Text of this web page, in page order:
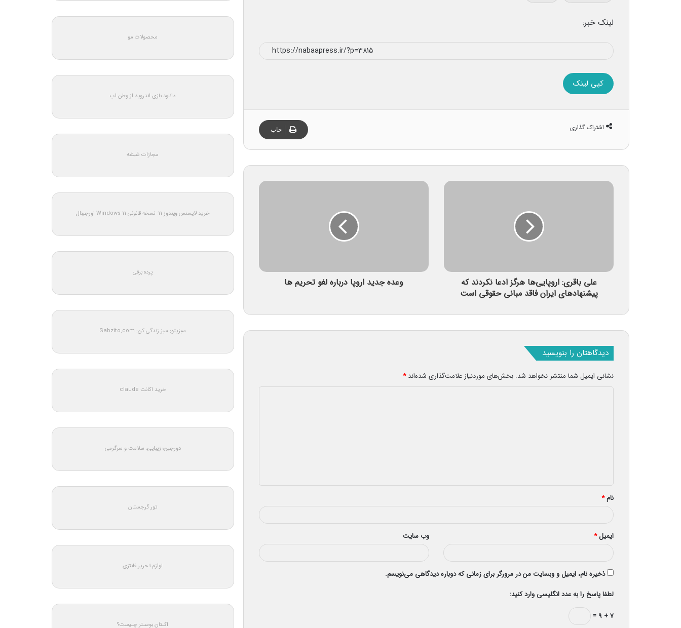
لینک خبر:
کپی لینک
اشتراک گذاری چاپ
علی باقری: اروپایی‌ها هرگز ادعا نکردند که
پیشنهادهای ایران فاقد مبانی حقوقی است
وعده جدید اروپا درباره لغو تحریم ها
دیدگاهتان را بنویسید
نشانی ایمیل شما منتشر نخواهد شد. بخش‌های موردنیاز علامت‌گذاری شده‌اند*
*
نام*
ایمیل* وب‌ سایت
ذخیره نام، ایمیل و وبسایت من در مرورگر برای زمانی که دوباره دیدگاهی می‌نویسم.
لطفا پاسخ را به عدد انگلیسی وارد کنید:
۷ + ۹ =
محصولات مو
دانلود بازی اندروید از وطن اپ
مجازات شیشه
خرید لایسنس ویندوز 11: نسخه قانونی Windows 11 اورجینال
پرده برقی
سبزیتو: سبز زندگی کن: Sabzito.com
خرید اکانت claude
دورجین؛ زیبایی، سلامت و سرگرمی
تور گرجستان
لوازم تحریر فانتزی
اکـتان بوسـتر چـیست؟